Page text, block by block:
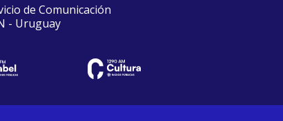
de Comunicación
- Uruguay